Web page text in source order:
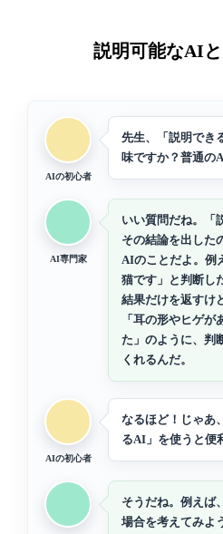
説明可能なAI
AIの初心者
先生、「説明でき
味ですか？普通の
AI専門家
いい質問だね。「
その結論を出した
AIのことだよ。例
猫です」と判断し
結果だけを返すけ
「耳の形やヒゲ
た」のように、判
くれるんだ。
AIの初心者
なるほど！じゃあ
るAI」を使うと便
そうだね。例えば
場合を考えてみよ